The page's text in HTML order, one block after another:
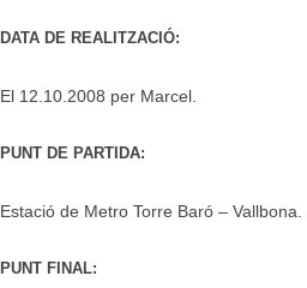
DATA DE REALITZACIÓ:
El 12.10.2008 per Marcel.
PUNT DE PARTIDA:
Estació de Metro Torre Baró – Vallbona.
PUNT FINAL: